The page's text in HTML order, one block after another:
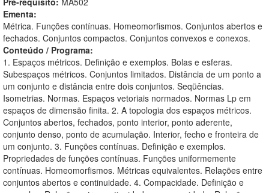
Ementa:
Métrica. Funções contínuas. Homeomorfismos. Conjuntos abertos e
fechados. Conjuntos compactos. Conjuntos convexos e conexos.
Conteúdo / Programa:
1. Espaços métricos. Definição e exemplos. Bolas e esferas.
Subespaços métricos. Conjuntos limitados. Distância de um ponto a
um conjunto e distância entre dois conjuntos. Seqüências.
Isometrias. Normas. Espaços vetoriais normados. Normas Lp em
espaços de dimensão finita. 2. A topologia dos espaços métricos.
Conjuntos abertos, fechados, ponto interior, ponto aderente,
conjunto denso, ponto de acumulação. Interior, fecho e fronteira de
um conjunto. 3. Funções contínuas. Definição e exemplos.
Propriedades de funções contínuas. Funções uniformemente
contínuas. Homeomorfismos. Métricas equivalentes. Relações entre
conjuntos abertos e continuidade. 4. Compacidade. Definição e